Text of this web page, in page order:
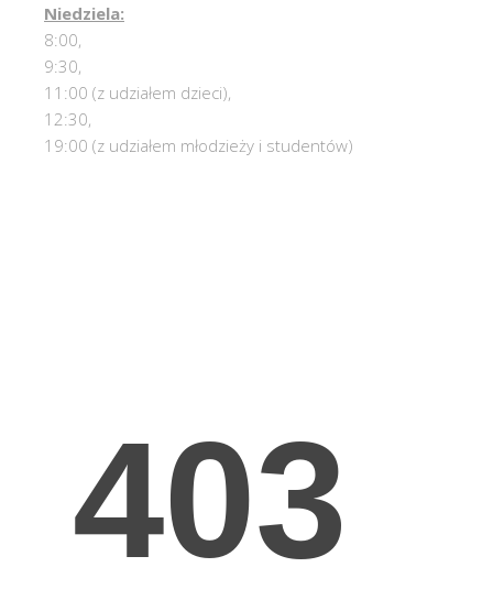
Niedziela:
8:00,
9:30,
11:00 (z udziałem dzieci),
12:30,
19:00 (z udziałem młodzieży i studentów)